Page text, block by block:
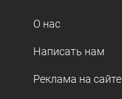
О нас
Написать нам
Реклама на сайте